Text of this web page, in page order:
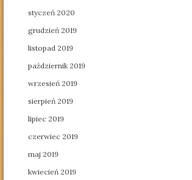
styczeń 2020
grudzień 2019
listopad 2019
październik 2019
wrzesień 2019
sierpień 2019
lipiec 2019
czerwiec 2019
maj 2019
kwiecień 2019